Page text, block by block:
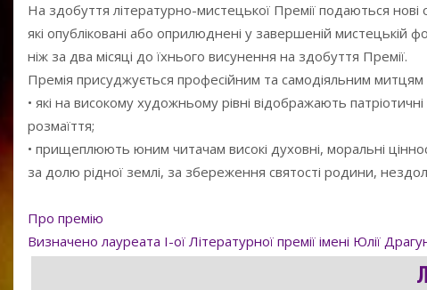
На здобуття літературно-мистецької Премії подаються нові
які опубліковані або оприлюднені у завершеній мистецькій
ніж за два місяці до їхнього висунення на здобуття Премії.
Премія присуджується професійним та самодіяльним
• які на високому художньому рівні відображають
розмаїття;
• прищеплюють юним читачам високі духовні, моральні
за долю рідної землі, за збереження святості родини,
Про премію
Визначено лауреата І-ої Літературної премії імені Юлії